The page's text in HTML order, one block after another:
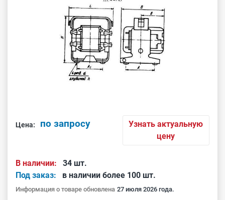
Цена: по запросу
Узнать актуальную
цену
В наличии:
34 шт.
Под заказ:
в наличии более 100 шт.
Информация о товаре обновлена 27 июля 2026 года.